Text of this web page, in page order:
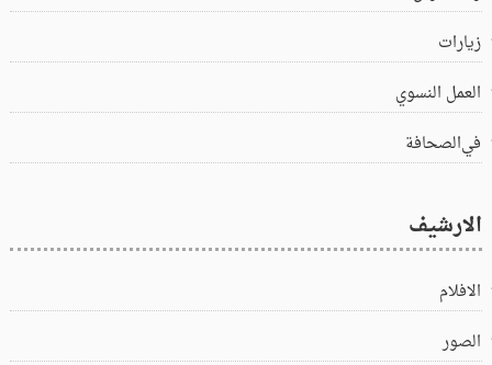
زيارات
العمل النسوي
في‌الصحافة
الارشيف
الافلام
الصور